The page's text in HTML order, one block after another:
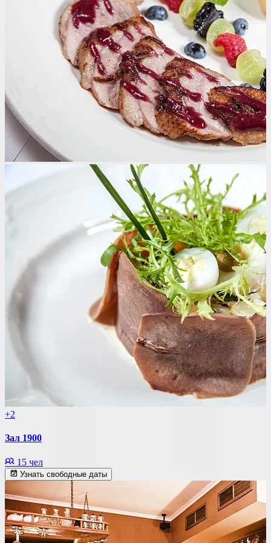
+2
Зал 1900
15 чел
Узнать свободные даты